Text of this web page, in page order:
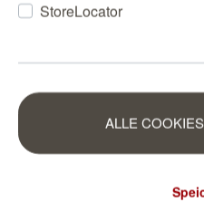
StoreLocator
ALLE